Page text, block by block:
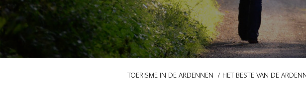
TOERISME IN DE ARDENNEN HET BESTE VAN DE